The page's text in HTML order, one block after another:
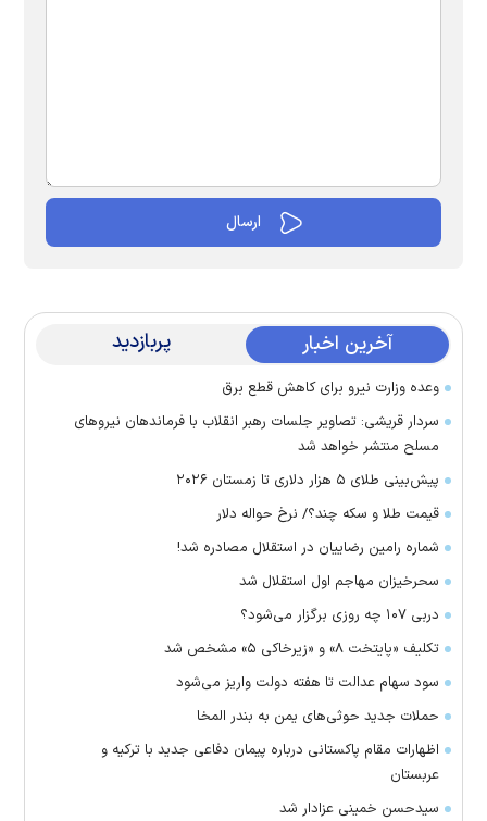
آخرین اخبار پربازدید
وعده وزارت نیرو برای کاهش قطع برق
سردار قریشی: تصاویر جلسات رهبر انقلاب با فرماندهان نیرو‌های
مسلح منتشر خواهد شد
پیش‌بینی طلای ۵ هزار دلاری تا زمستان ۲۰۲۶
قیمت طلا و سکه چند؟/ نرخ حواله دلار
شماره رامین رضاییان در استقلال مصادره شد!
سحرخیزان مهاجم اول استقلال شد
دربی ۱۰۷ چه روزی برگزار می‌شود؟
تکلیف «پایتخت ۸» و «زیرخاکی ۵» مشخص شد
سود سهام عدالت تا هفته دولت واریز می‌شود
حملات جدید حوثی‌های یمن به بندر المخا
اظهارات مقام پاکستانی درباره پیمان دفاعی جدید با ترکیه و
عربستان
سیدحسن خمینی عزادار شد